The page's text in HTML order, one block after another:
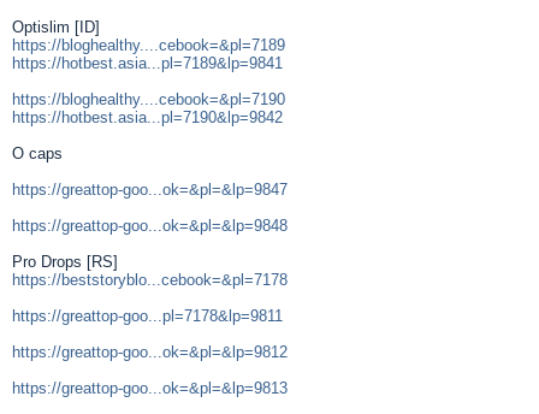
Optislim [ID]
https://bloghealthy....cebook=&pl=7189
https://hotbest.asia...pl=7189&lp=9841
https://bloghealthy....cebook=&pl=7190
https://hotbest.asia...pl=7190&lp=9842
O caps
https://greattop-goo...ok=&pl=&lp=9847
https://greattop-goo...ok=&pl=&lp=9848
Pro Drops [RS]
https://beststoryblo...cebook=&pl=7178
https://greattop-goo...pl=7178&lp=9811
https://greattop-goo...ok=&pl=&lp=9812
https://greattop-goo...ok=&pl=&lp=9813